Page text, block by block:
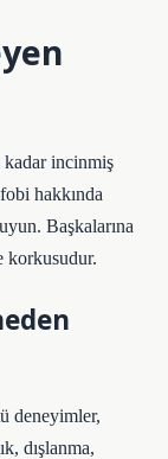
kadar incinmiş
hakkında
Başkalarına
korkusudur.
deneyimler,
dışlanma,